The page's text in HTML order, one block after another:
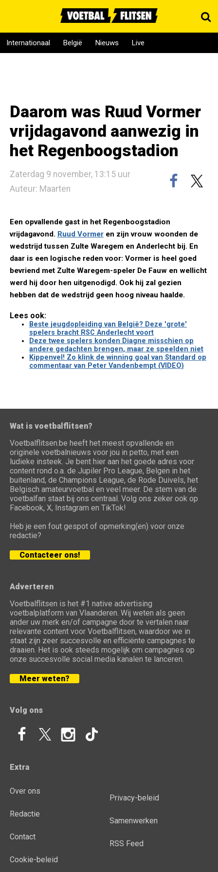
Internationaal België Nieuws Live
Daarom was Ruud Vormer
vrijdagavond aanwezig in
het Regenboogstadion
Zaterdag 9 november, 13:15 uur
Auteur: Maarten
Een opvallende gast in het Regenboogstadion
vrijdagavond. Ruud Vormer en zijn vrouw woonden de
wedstrijd tussen Zulte Waregem en Anderlecht bij. En
daar is een logische reden voor: Vormer is heel goed
bevriend met Zulte Waregem-speler De Fauw en wellicht
werd hij door hen uitgenodigd. Ook hij zal gezien
hebben dat de wedstrijd geen hoog niveau haalde.
Lees ook:
Beste jeugdopleiding van België? Deze 'grote'
spelers bracht RSC Anderlecht voort
Deze twee spelers konden Diagne misschien op
andere gedachten brengen, maar ze speelden niet
Kippenvel! Zo klink de winning goal van Standard op
commentaar van Peter Vandenbempt (VIDEO)
Wat is voetbalflitsen?
Voetbalflitsen.be heeft het meest opvallende en
originele voetbalnieuws voor jou in petto, met een
ludieke insteek. Je bent hier aan het goede adres voor
content rond o.a. de Jupiler Pro League, Belgen in het
buitenland, de Champions League, de Rode Duivels, het
Belgisch amateurvoetbal en veel meer. De stem van de
voetbalfan staat bij ons centraal. Volg ons zeker ook op
Facebook, X, Instagram en TikTok!
Heb je een fout gespot of opmerking(en) voor onze
redactie?
Contacteer ons!
Adverteren
Voetbalflitsen is het #1 native advertising
voetbalplatform van Vlaanderen. Wij weten als geen
ander uw merk en/of campagne door te vertalen naar
relevante content voor Voetbalflitsen, waardoor we in
staat zijn zeer succesvolle en efficiënte campagnes te
draaien. Het is ook steeds mogelijk om campagnes op
onze succesvolle social media kanalen te lanceren.
Meer weten?
Volg ons
Extra
Over ons
Redactie
Contact
Cookie-beleid
Privacy-beleid
Samenwerken
RSS Feed